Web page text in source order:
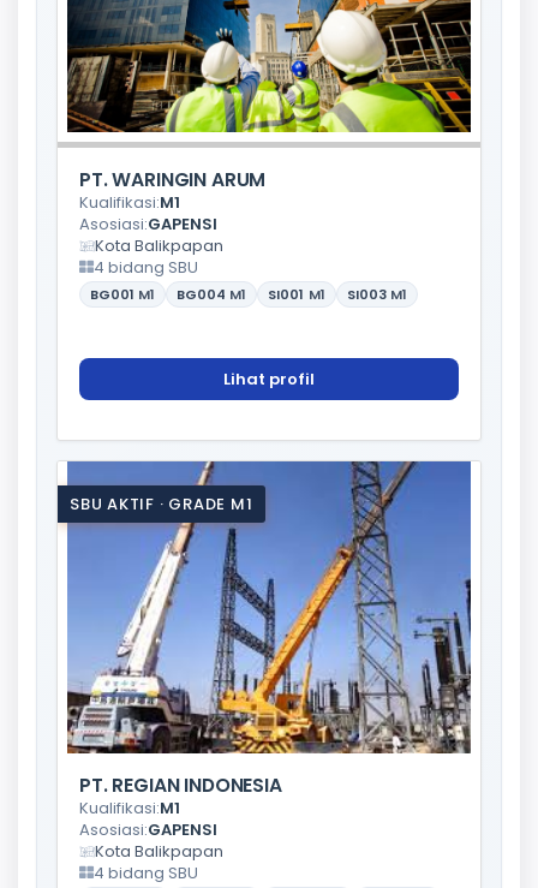
PT. WARINGIN ARUM
Kualifikasi:M1
Asosiasi:GAPENSI
Kota Balikpapan
4 bidang SBU
BG001 M1 BG004 M1 SI001 M1 SI003 M1
Lihat profil
SBU AKTIF · GRADE M1
PT. REGIAN INDONESIA
Kualifikasi:M1
Asosiasi:GAPENSI
Kota Balikpapan
4 bidang SBU